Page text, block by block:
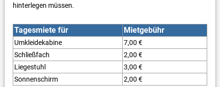
hinterlegen müssen.
Tagesmiete für Mietgebühr
Umkleidekabine
7,00 €
Schließfach
2,00 €
Liegestuhl
3,00 €
Sonnenschirm
2,00 €